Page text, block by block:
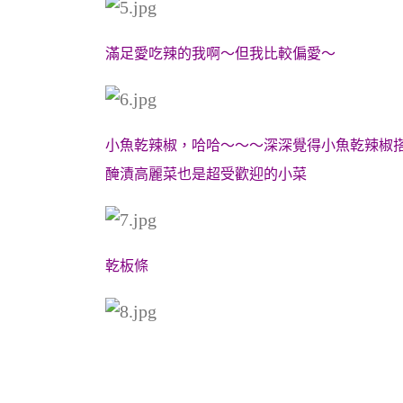
滿足愛吃辣的我啊～但我比較偏愛～
小魚乾辣椒，哈哈～～～深深覺得小魚乾辣椒
醃漬高麗菜也是超受歡迎的小菜
乾板條